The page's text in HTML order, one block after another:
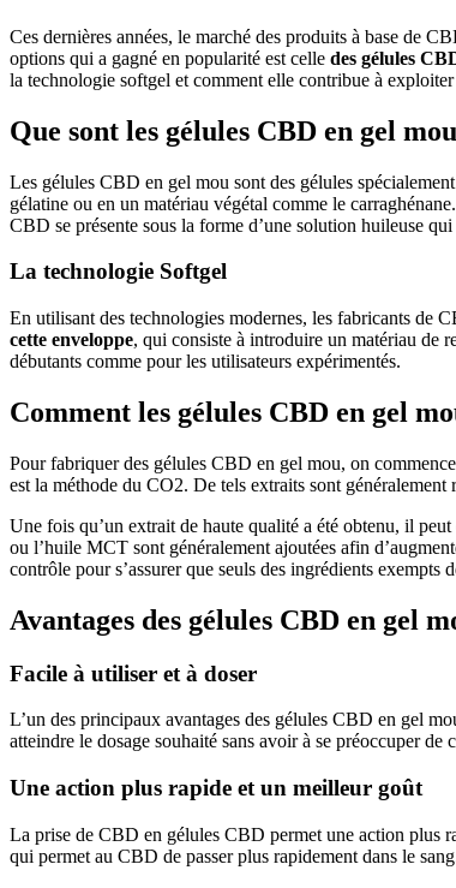
Ces dernières années, le marché des produits à base de
options qui a gagné en popularité est celle des gélules
la technologie softgel et comment elle contribue à
Que sont les gélules CBD en gel
Les gélules CBD en gel mou sont des gélules
gélatine ou en un matériau végétal comme le
CBD se présente sous la forme d’une solution huileuse
La technologie Softgel
En utilisant des technologies modernes, les fabricants de
cette enveloppe, qui consiste à introduire un matériau de
débutants comme pour les utilisateurs expérimentés.
Comment les gélules CBD en gel
Pour fabriquer des gélules CBD en gel mou, on
est la méthode du CO2. De tels extraits sont
Une fois qu’un extrait de haute qualité a été obtenu, il
ou l’huile MCT sont généralement ajoutées afin
contrôle pour s’assurer que seuls des ingrédients
Avantages des gélules CBD en gel
Facile à utiliser et à doser
L’un des principaux avantages des gélules CBD en gel
atteindre le dosage souhaité sans avoir à se préoccuper de
Une action plus rapide et un meilleur goût
La prise de CBD en gélules CBD permet une action plus
qui permet au CBD de passer plus rapidement dans le